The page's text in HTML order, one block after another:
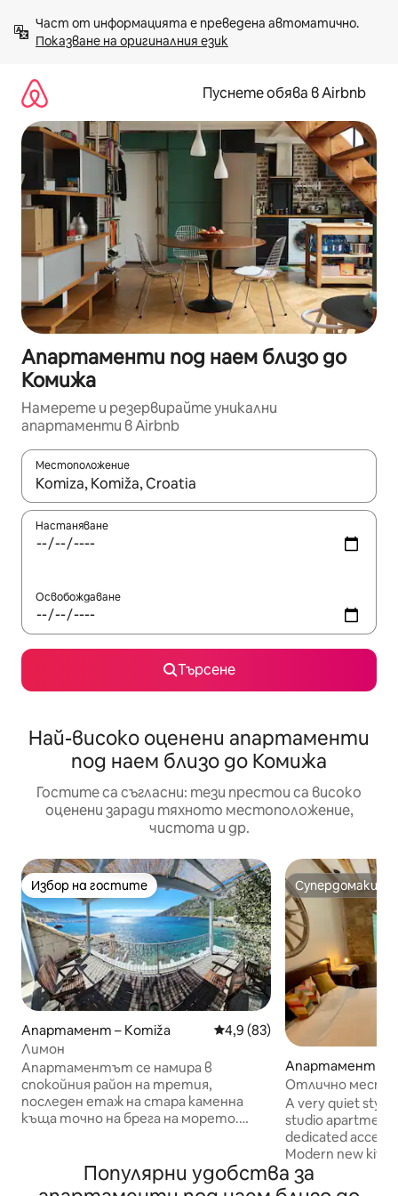
към
съдържанието
Показване на оригиналния език
Пуснете обява в Airbnb
Апартаменти под наем близо до
Комижа
Намерете и резервирайте уникални
апартаменти в Airbnb
Местоположение
Когато резултатите се покажат, използвайте
Настаняване
Освобождаване
Търсене
Най-високо оценени апартаменти
под наем близо до Комижа
Гостите са съгласни: тези престои са високо
оценени заради тяхното местоположение,
чистота и др.
Избор на гостите
Избор на гостите
Апартамент – Komiža Средна оценка: 4,9 от 5,
4,9 (83)
Лимон
Апартаментът се намира в
спокойния район на третия,
последен етаж на стара каменна
къща точно на брега на морето.
минути пеша от крайбрежната
алея, точно над плажа и три отлични
Супердомакин
Супердомакин
Апартамент –
Отлично
апартамент
A very quiet
studio apartment
dedicated access
Modern new
new powerful air
portable) and
Популярни удобства за